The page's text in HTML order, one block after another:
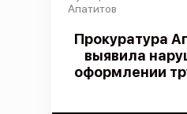
Апатитов
Прокуратура
выявила
оформлении